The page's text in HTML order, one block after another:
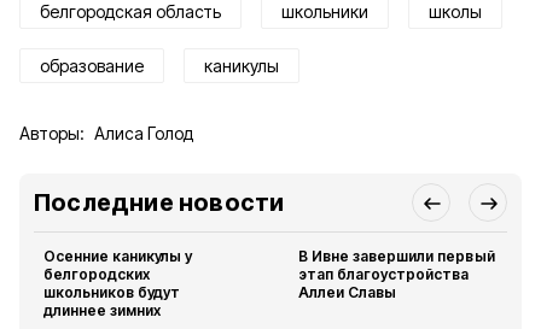
белгородская область школьники школы
образование каникулы
Авторы: Алиса Голод
Последние новости
Осенние каникулы у
белгородских
школьников будут
длиннее зимних
В Ивне завершили первый
этап благоустройства
Аллеи Славы